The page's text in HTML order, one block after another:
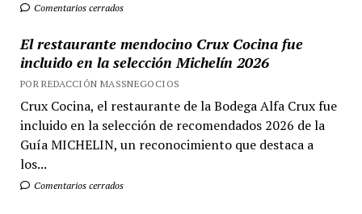
Comentarios cerrados
El restaurante mendocino Crux Cocina fue
incluido en la selección Michelín 2026
POR REDACCIÓN MASSNEGOCIOS
Crux Cocina, el restaurante de la Bodega Alfa Crux fue
incluido en la selección de recomendados 2026 de la
Guía MICHELIN, un reconocimiento que destaca a
los...
Comentarios cerrados